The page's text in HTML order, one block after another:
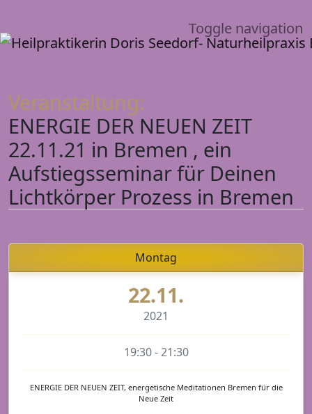
Toggle navigation
Veranstaltung:
ENERGIE DER NEUEN ZEIT
22.11.21 in Bremen , ein
Aufstiegsseminar für Deinen
Lichtkörper Prozess in Bremen
Montag
22.11.
2021
19:30 - 21:30
ENERGIE DER NEUEN ZEIT, energetische Meditationen Bremen für die
Neue Zeit